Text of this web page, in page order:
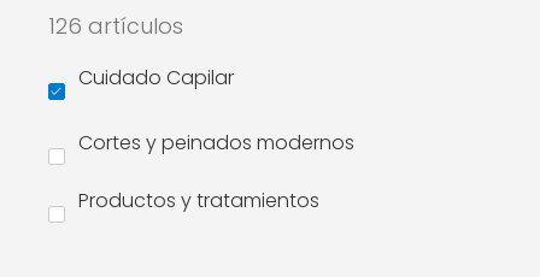
126 artículos
Cuidado Capilar
Cortes y peinados modernos
Productos y tratamientos